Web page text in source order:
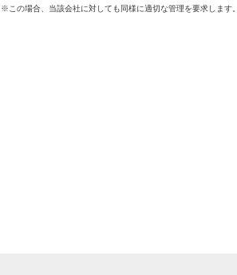
※この場合、当該会社に対しても同様に適切な管理を要求します。